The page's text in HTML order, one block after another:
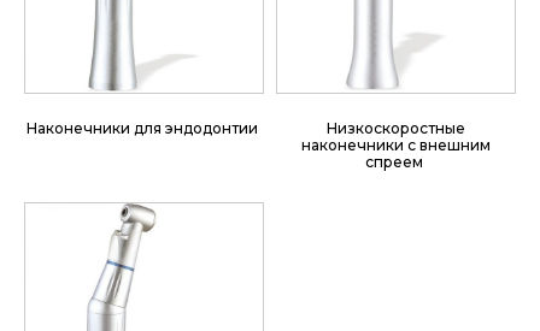
Наконечники для эндодонтии
Низкоскоростные
наконечники с внешним
спреем